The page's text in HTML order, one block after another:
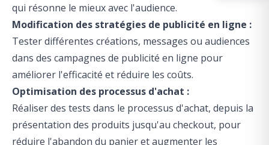
qui résonne le mieux avec l'audience.
Modification des stratégies de publicité en ligne :
Tester différentes créations, messages ou audiences
dans des campagnes de publicité en ligne pour
améliorer l'efficacité et réduire les coûts.
Optimisation des processus d'achat :
Réaliser des tests dans le processus d'achat, depuis la
présentation des produits jusqu'au checkout, pour
réduire l'abandon du panier et augmenter les